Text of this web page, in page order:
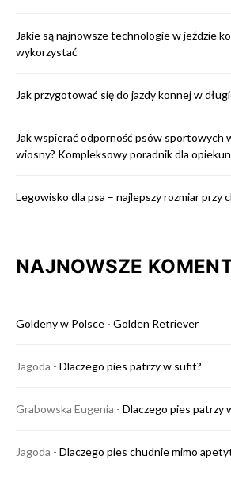
Jakie są najnowsze technologie w jeździe
wykorzystać
Jak przygotować się do jazdy konnej w
Jak wspierać odporność psów sportowych
wiosny? Kompleksowy poradnik dla
Legowisko dla psa – najlepszy rozmiar przy
NAJNOWSZE
Goldeny w Polsce - Golden Retriever
Jagoda - Dlaczego pies patrzy w sufit?
Grabowska Eugenia - Dlaczego pies patrzy
Jagoda - Dlaczego pies chudnie mimo